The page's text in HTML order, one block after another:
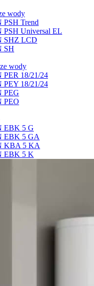
wody
Trend
Universal EL
SHZ LCD
SH
wody
18/21/24
PEY 18/21/24
PEG
PEO
EBK 5 G
EBK 5 GA
KBA 5 KA
EBK 5 K